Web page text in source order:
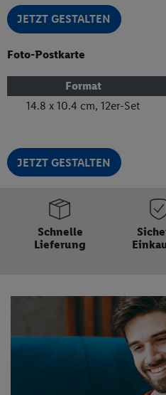
JETZT GESTALTEN
Foto-Postkarte
Format
14.8 x 10.4 cm, 12er-Set
JETZT GESTALTEN
Schnelle
Lieferung